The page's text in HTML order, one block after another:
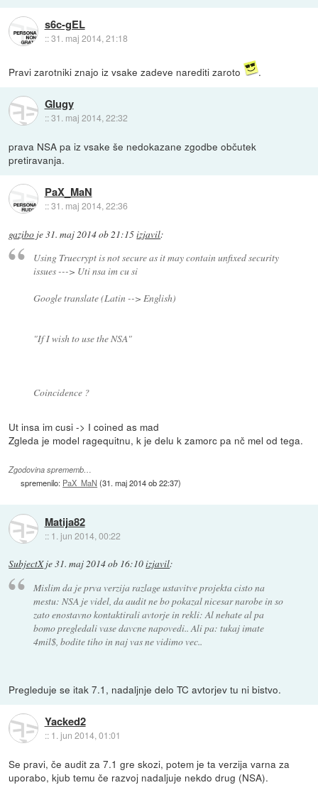
s6c-gEL
::31. maj 2014, 21:18
Pravi zarotniki znajo iz vsake zadeve narediti zaroto .
Glugy
::31. maj 2014, 22:32
prava NSA pa iz vsake še nedokazane zgodbe občutek
pretiravanja.
PaX_MaN
::31. maj 2014, 22:36
gazibo je31. maj 2014 ob 21:15izjavil:
Using Truecrypt is not secure as it may contain unfixed security
issues ---> Uti nsa im cu si
Google translate (Latin --> English)
"If I wish to use the NSA"
Coincidence ?
Ut insa im cusi -> I coined as mad
Zgleda je model ragequitnu, k je delu k zamorc pa nč mel od tega.
Zgodovina sprememb…
spremenilo: PaX_MaN(31. maj 2014 ob 22:37)
Matija82
:: 1. jun 2014, 00:22
SubjectXje31. maj 2014 ob 16:10izjavil:
Mislim da je prva verzija razlage ustavitve projekta cisto na
mestu: NSA je videl, da audit ne bo pokazal nicesar narobe in so
zato enostavno kontaktirali avtorje in rekli: Al nehate al pa
bomo pregledali vase davcne napovedi.. Ali pa: tukaj imate
4mil$, bodite tiho in naj vas ne vidimo vec..
Pregleduje se itak 7.1, nadaljnje delo TC avtorjev tu ni bistvo.
Yacked2
:: 1. jun 2014, 01:01
Se pravi, če audit za 7.1 gre skozi, potem je ta verzija varna za
uporabo, kjub temu če razvoj nadaljuje nekdo drug (NSA).